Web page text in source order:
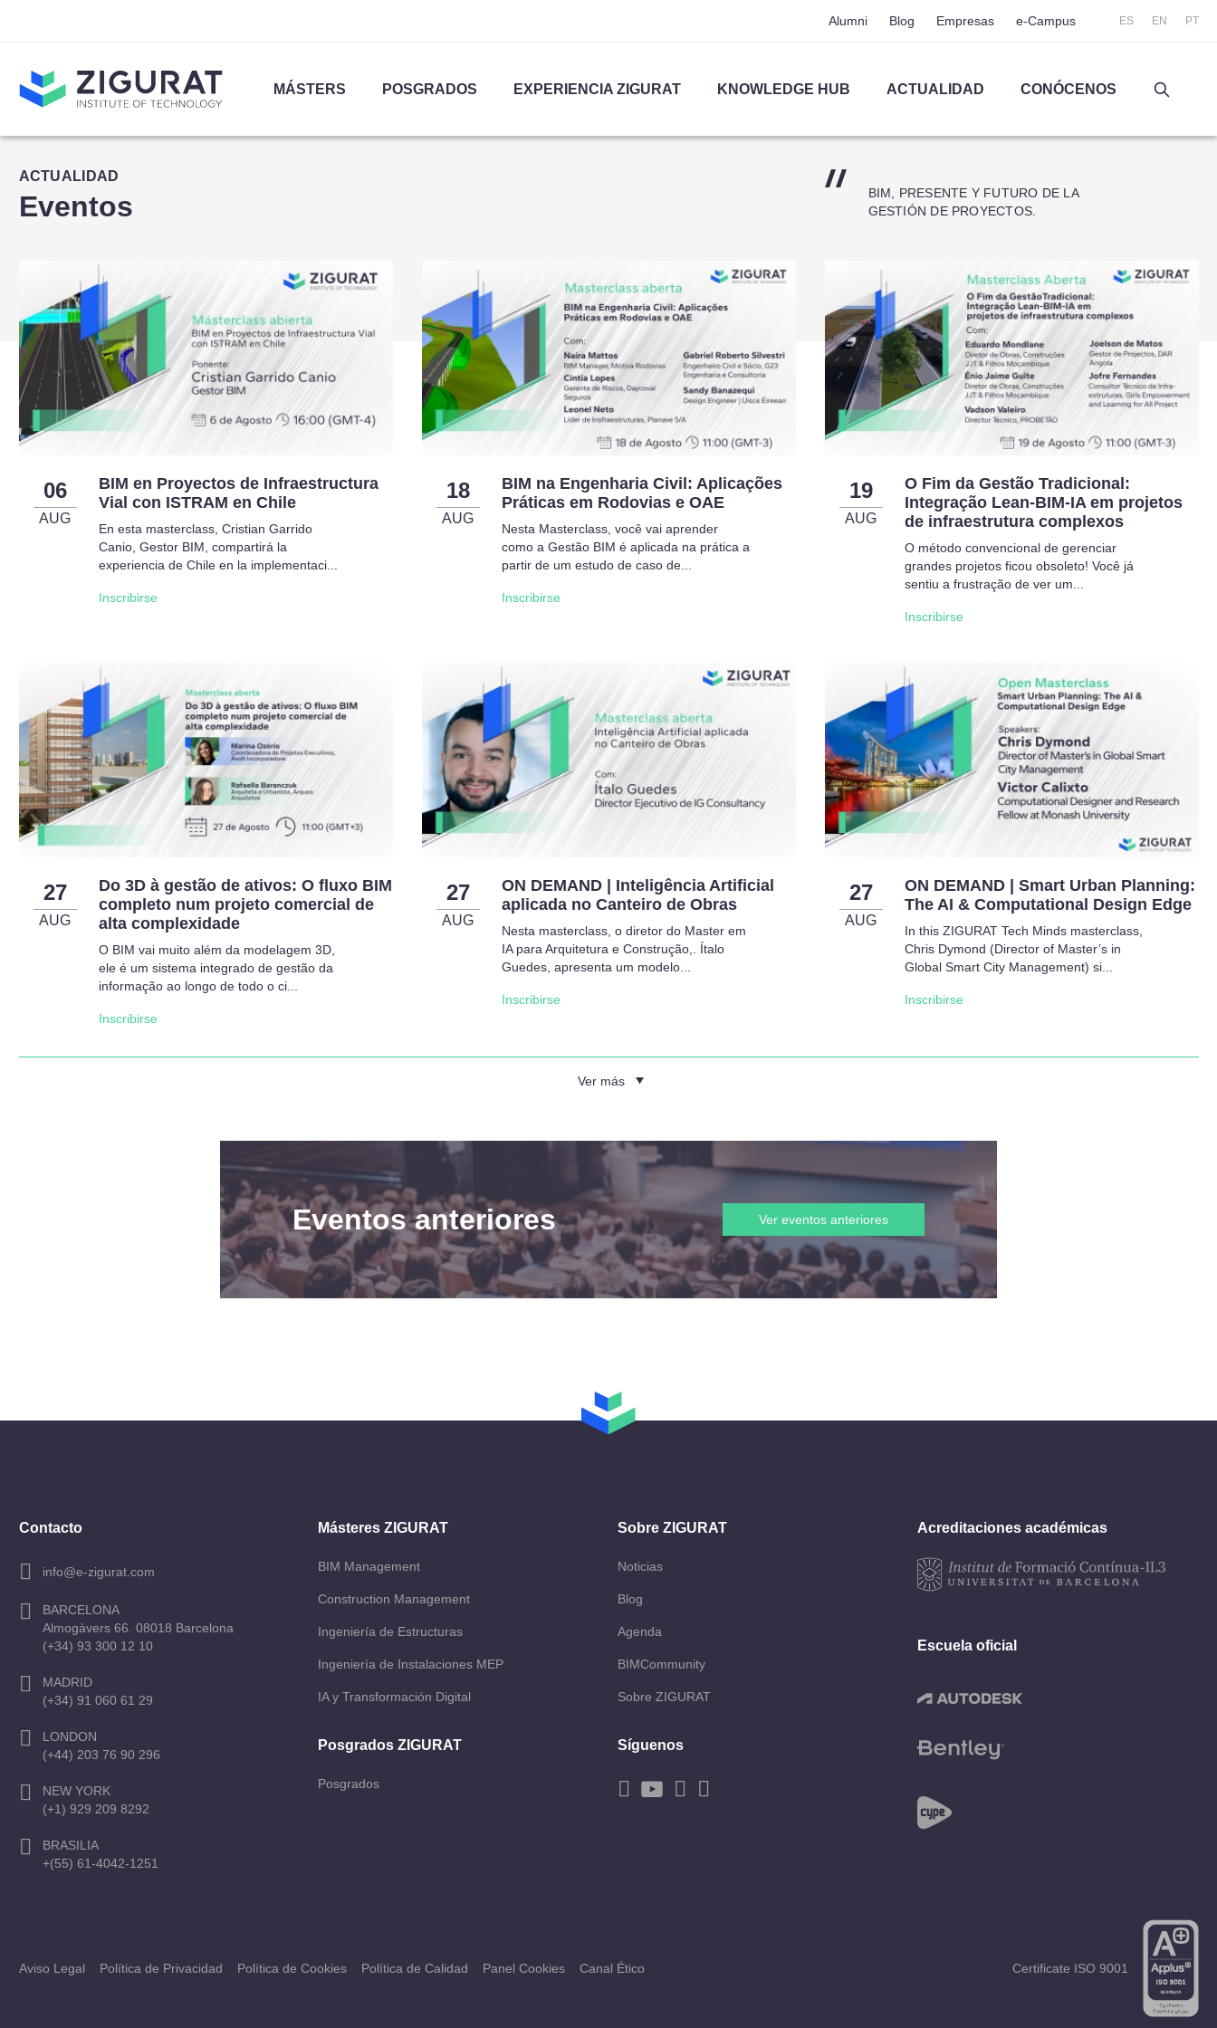
Alumni Blog Empresas e-Campus ES EN PT
MÁSTERS POSGRADOS EXPERIENCIA ZIGURAT KNOWLEDGE HUB ACTUALIDAD CONÓCENOS
ACTUALIDAD
Eventos
BIM, PRESENTE Y FUTURO DE LA
GESTIÓN DE PROYECTOS.
06
AUG
BIM en Proyectos de Infraestructura
Vial con ISTRAM en Chile
En esta masterclass, Cristian Garrido
Canio, Gestor BIM, compartirá la
experiencia de Chile en la implementaci...
Inscribirse
18
AUG
BIM na Engenharia Civil: Aplicações
Práticas em Rodovias e OAE
Nesta Masterclass, você vai aprender
como a Gestão BIM é aplicada na prática a
partir de um estudo de caso de...
Inscribirse
19
AUG
O Fim da Gestão Tradicional:
Integração Lean-BIM-IA em projetos
de infraestrutura complexos
O método convencional de gerenciar
grandes projetos ficou obsoleto! Você já
sentiu a frustração de ver um...
Inscribirse
27
AUG
Do 3D à gestão de ativos: O fluxo BIM
completo num projeto comercial de
alta complexidade
O BIM vai muito além da modelagem 3D,
ele é um sistema integrado de gestão da
informação ao longo de todo o ci...
Inscribirse
27
AUG
ON DEMAND | Inteligência Artificial
aplicada no Canteiro de Obras
Nesta masterclass, o diretor do Master em
IA para Arquitetura e Construção,. Ítalo
Guedes, apresenta um modelo...
Inscribirse
27
AUG
ON DEMAND | Smart Urban Planning:
The AI & Computational Design Edge
In this ZIGURAT Tech Minds masterclass,
Chris Dymond (Director of Master’s in
Global Smart City Management) si...
Inscribirse
Ver más
Eventos anteriores Ver eventos anteriores
Contacto
info@e-zigurat.com
BARCELONA
Almogàvers 66. 08018 Barcelona
(+34) 93 300 12 10
MADRID
(+34) 91 060 61 29
LONDON
(+44) 203 76 90 296
NEW YORK
(+1) 929 209 8292
BRASILIA
+(55) 61-4042-1251
Acreditaciones académicas
Escuela oficial
Másteres ZIGURAT
BIM Management
Construction Management
Ingeniería de Estructuras
Ingeniería de Instalaciones MEP
IA y Transformación Digital
Posgrados ZIGURAT
Posgrados
Sobre ZIGURAT
Noticias
Blog
Agenda
BIMCommunity
Sobre ZIGURAT
Síguenos
Aviso Legal Política de Privacidad Política de Cookies Política de Calidad Panel Cookies Canal Ético Certificate ISO 9001